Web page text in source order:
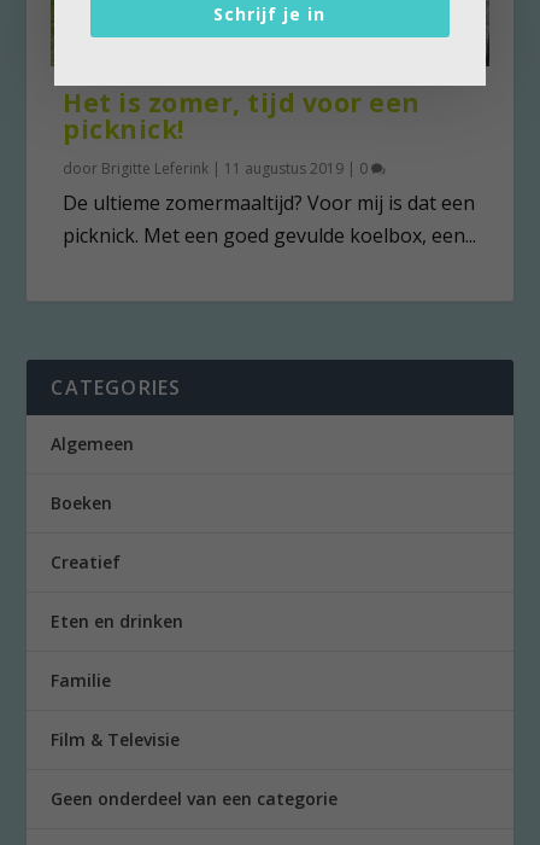
Het is zomer, tijd voor een
picknick!
door Brigitte Leferink | 11 augustus 2019 | 0
De ultieme zomermaaltijd? Voor mij is dat een
picknick. Met een goed gevulde koelbox, een...
CATEGORIES
Algemeen
Boeken
Creatief
Eten en drinken
Familie
Film & Televisie
Geen onderdeel van een categorie
Schrijf je in